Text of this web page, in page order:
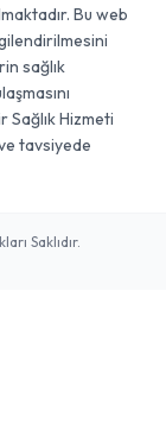
Bu web
sağlık
Sağlık Hizmeti
tavsiyede
Saklıdır.